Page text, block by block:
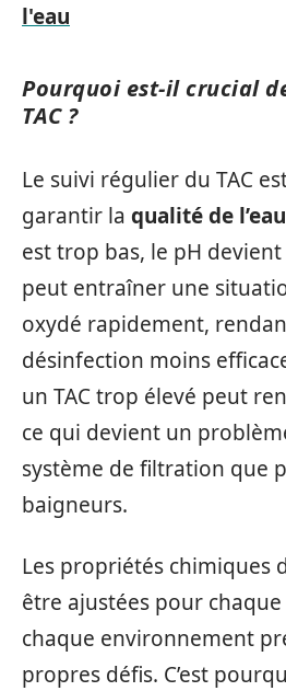
l'eau
Pourquoi est-il crucial
TAC ?
Le suivi régulier du TAC
garantir la qualité de l’eau
est trop bas, le pH
peut entraîner une
oxydé rapidement,
désinfection moins
un TAC trop élevé peut
ce qui devient un
système de filtration que
baigneurs.
Les propriétés chimiques
être ajustées pour
chaque environnement
propres défis. C’est